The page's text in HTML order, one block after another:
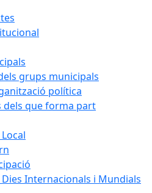
grups municipals
política
dels que forma part
Internacionals i Mundials